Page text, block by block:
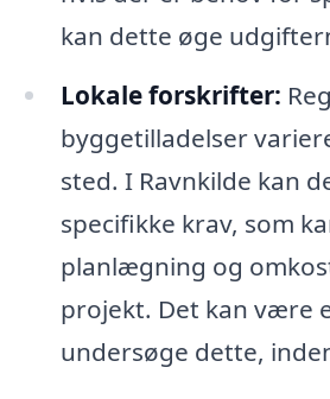
kan dette øge
Lokale forskrifter:
byggetilladelser
sted. I Ravnkilde kan
specifikke krav, som
planlægning og
projekt. Det kan være
undersøge dette,